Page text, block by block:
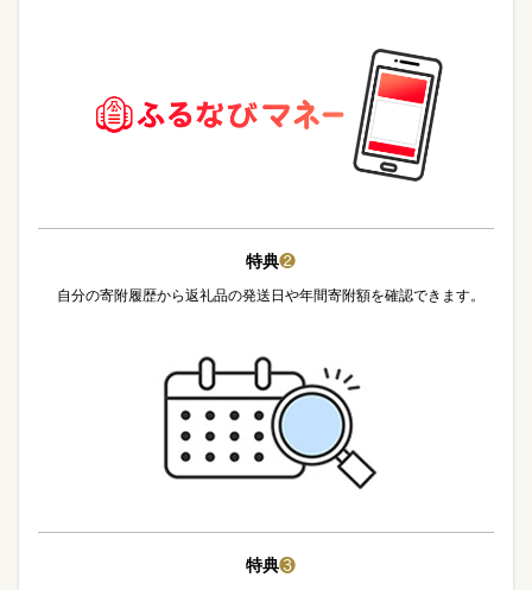
特典❷
自分の寄附履歴から返礼品の発送日や年間寄附額を確認できます。
特典❸